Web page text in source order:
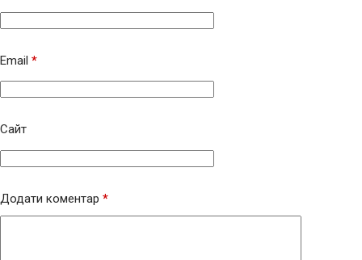
Email *
Сайт
Додати коментар *